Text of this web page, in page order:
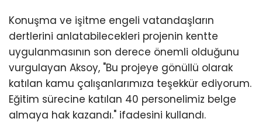
Konuşma ve işitme engeli vatandaşların
dertlerini anlatabilecekleri projenin kentte
uygulanmasının son derece önemli olduğunu
vurgulayan Aksoy, "Bu projeye gönüllü olarak
katılan kamu çalışanlarımıza teşekkür ediyorum.
Eğitim sürecine katılan 40 personelimiz belge
almaya hak kazandı." ifadesini kullandı.